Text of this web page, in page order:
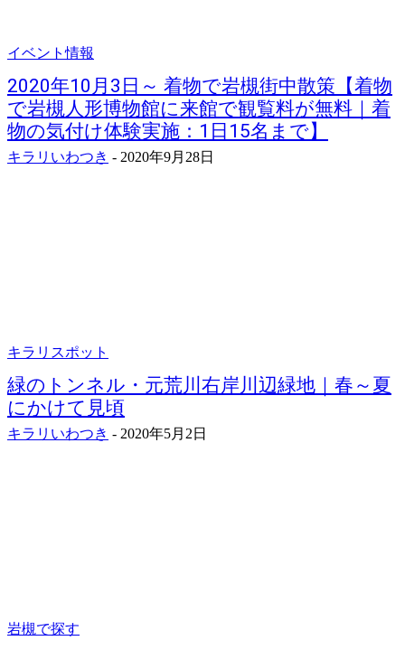
イベント情報
2020年10月3日～ 着物で岩槻街中散策【着物
で岩槻人形博物館に来館で観覧料が無料｜着
物の気付け体験実施：1日15名まで】
キラリいわつき - 2020年9月28日
キラリスポット
緑のトンネル・元荒川右岸川辺緑地｜春～夏
にかけて見頃
キラリいわつき - 2020年5月2日
岩槻で探す